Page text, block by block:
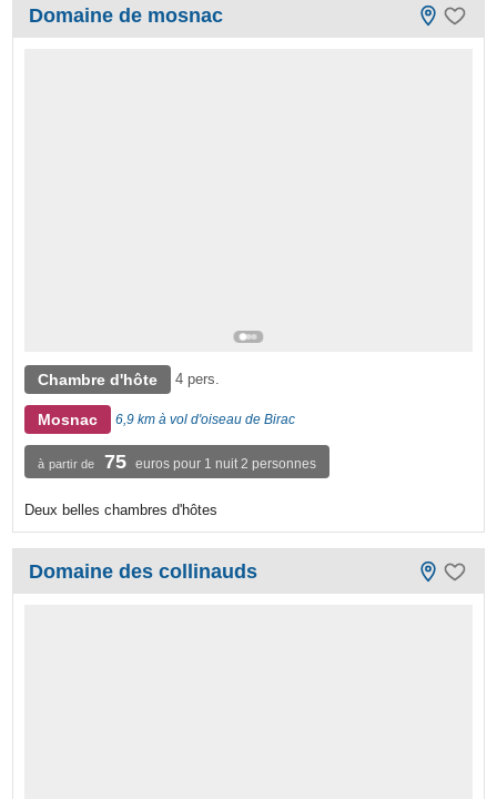
Domaine de mosnac
Chambre d'hôte 4 pers.
Mosnac 6,9 km à vol d'oiseau de Birac
à partir de 75 euros pour 1 nuit 2 personnes
Deux belles chambres d'hôtes
Domaine des collinauds